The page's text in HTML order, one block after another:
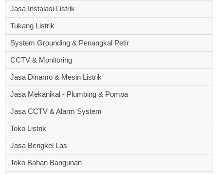
Jasa Instalasi Listrik
Tukang Listrik
System Grounding & Penangkal Petir
CCTV & Monitoring
Jasa Dinamo & Mesin Listrik
Jasa Mekanikal - Plumbing & Pompa
Jasa CCTV & Alarm System
Toko Listrik
Jasa Bengkel Las
Toko Bahan Bangunan